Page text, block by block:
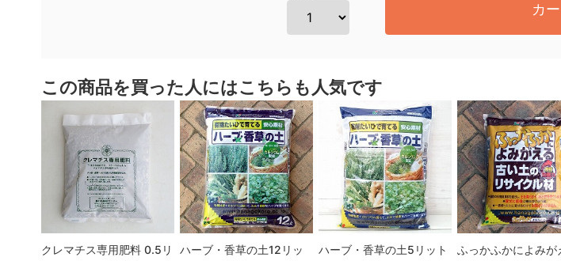
カ
この商品を買った人にはこちらも人気です
クレマチス専用肥料 0.5リ
ハーブ・香草の土12リッ
ハーブ・香草の土5リット
ふっかふかによみが